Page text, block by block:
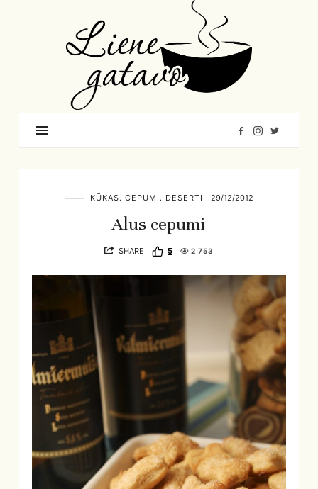
Gatavo
–
Mana
garšu
pasaule
KŪKAS. CEPUMI. DESERTI 29/12/2012
Alus cepumi
SHARE 5 2 753